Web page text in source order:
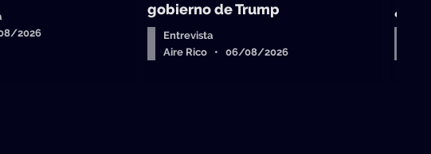
2026
gobierno de Trump
Entrevista
Aire Rico • 06/08/2026